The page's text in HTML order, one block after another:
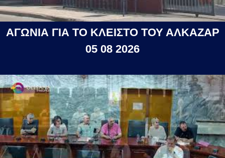
ΑΓΩΝΙΑ ΓΙΑ ΤΟ ΚΛΕΙΣΤΟ ΤΟΥ ΑΛΚΑΖΑΡ
05 08 2026